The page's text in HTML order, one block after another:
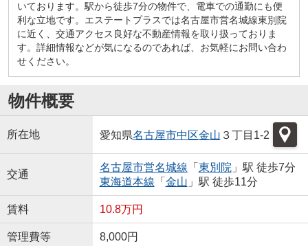
いております。駅から徒歩7分の物件で、電車での通勤にも便
利な立地です。エステートプラスでは名古屋市営名城線東別院
に近く、交通アクセス良好な不動産情報を取り扱っておりま
す。詳細情報などが気になるのであれば、お気軽にお問い合わ
せください。
物件概要
所在地 愛知県名古屋市中区金山 ３丁目1-2
交通
名古屋市営名城線 「 東別院」駅 徒歩7分
東海道本線 「 金山 」駅 徒歩11分
賃料 10.8万円
管理費等 8,000円